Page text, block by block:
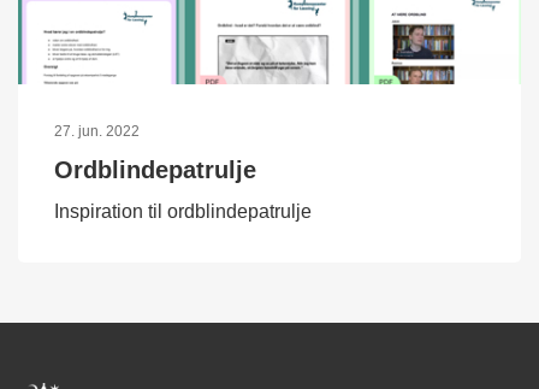
27. jun. 2022
Ordblindepatrulje
Inspiration til ordblindepatrulje